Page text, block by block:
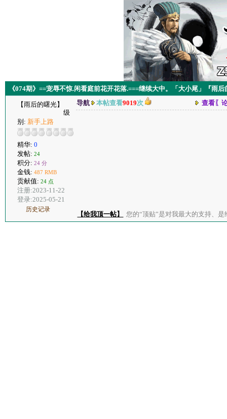
《074期》==宠辱不惊.闲看庭前花开花落.===继续大中。「大小尾」『雨后
【雨后的曙光】
级
别: 新手上路
精华: 0
发帖: 24
积分: 24 分
金钱: 487 RMB
贡献值: 24 点
注册:2023-11-22
登录:2025-05-21
历史记录
导航 本帖查看9019次 查看〖
【给我顶一帖】 您的“顶贴”是对我最大的支持、